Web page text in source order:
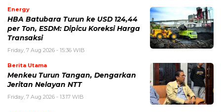
Energy
HBA Batubara Turun ke USD 124,44
per Ton, ESDM: Dipicu Koreksi Harga
Transaksi
Friday, 7 Aug 2026 - 15:36 WIB
Berita Utama
Menkeu Turun Tangan, Dengarkan
Jeritan Nelayan NTT
Friday, 7 Aug 2026 - 13:17 WIB